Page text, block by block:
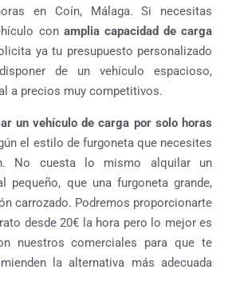
en Coín, Málaga. Si necesitas
con amplia capacidad de carga
ya tu presupuesto personalizado
de un vehículo espacioso,
a precios muy competitivos.
un vehículo de carga por solo horas
el estilo de furgoneta que necesites
No cuesta lo mismo alquilar un
pequeño, que una furgoneta grande,
carrozado. Podremos proporcionarte
desde 20€ la hora pero lo mejor es
nuestros comerciales para que te
la alternativa más adecuada